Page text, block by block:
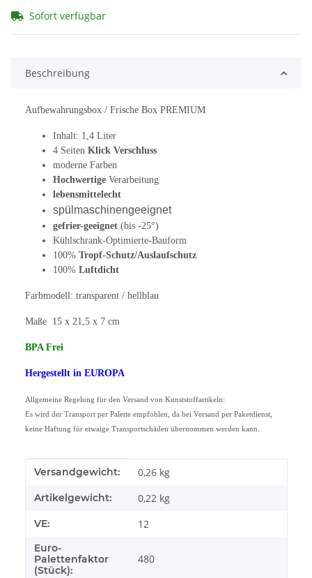
Sofort verfügbar
Beschreibung
Aufbewahrungsbox / Frische Box PREMIUM
Inhalt: 1,4 Liter
4 Seiten Klick Verschluss
moderne Farben
Hochwertige Verarbeitung
lebensmittelecht
spülmaschinengeeignet
gefrier-geeignet (bis -25°)
Kühlschrank-Optimierte-Bauform
100% Tropf-Schutz/Auslaufschutz
100% Luftdicht
Farbmodell: transparent / hellblau
Maße 15 x 21,5 x 7 cm
BPA Frei
Hergestellt in EUROPA
Allgemeine Regelung für den Versand von Kunststoffartikeln:
Es wird der Transport per Palette empfohlen, da bei Versand per Paketdienst,
keine Haftung für etwaige Transportschäden übernommen werden kann.
Produkteigenschaft
Wert
Versandgewicht: 0,26 kg
Artikelgewicht: 0,22 kg
VE: 12
Euro-
Palettenfaktor
(Stück):
480